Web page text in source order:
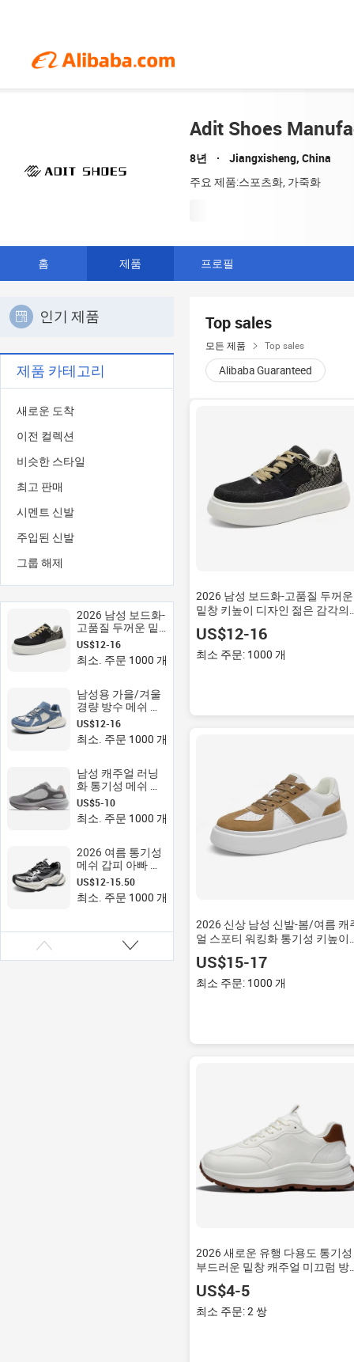
Adit Shoes
8년 Jiangxisheng, China
주요 제품:스포츠화, 가죽화
홈 제품 프로필
인기 제품
제품 카테고리
새로운 도착
이전 컬렉션
비슷한 스타일
최고 판매
시멘트 신발
주입된 신발
그룹 해제
2026 남성 보드화-
고품질 두꺼운 밑
창 키높이 디자인
젊은 감각의 스포
티 스타일 화이트
드러운 중창
US$12-16
최소. 주문 1000 개
남성용 가을/겨울
경량 방수 메쉬 레
트로 캐주얼 쿠션
형 미끄럼 방지 내
마모성 로우탑 스
US$12-16
최소. 주문 1000 개
남성 캐주얼 러닝
화 통기성 메쉬 스
포츠 디자인, 가벼
운 PVC/EVA 인솔,
봄 여름 가을용
US$5-10
최소. 주문 1000 개
2026 여름 통기성
메쉬 갑피 아빠 신
발, 남성 키높이 두
꺼운 밑창 스포츠
화, 캐주얼 운동화
US$12-15.50
최소. 주문 1000 개
Top sales
모든 제품 Top sales
Alibaba Guaranteed
2026 남성 보드화-고품질 두꺼운
밑창 키높이 디자인 젊은 감각의
스포티 스타일 화이트 메쉬 스니
즈 부드러운 중창
US$12-16
최소 주문: 1000 개
2026 신상 남성 신발-봄/여름 캐
얼 스포티 워킹화 통기성 키높이
패션 트렌드
US$15-17
최소 주문: 1000 개
2026 새로운 유행 다용도 통기성
부드러운 밑창 캐주얼 미끄럼 방
편안한 스니커즈
US$4-5
최소 주문: 2 쌍